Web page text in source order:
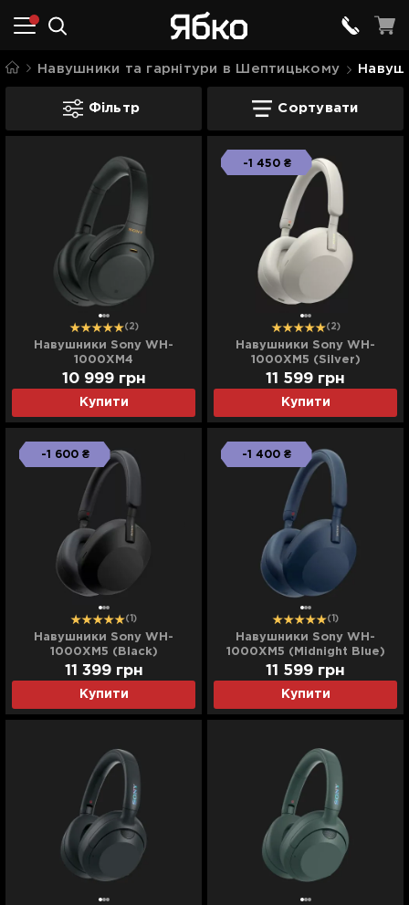
Навушники та гарнітури в Шептицькому
Навушники Sony в Шептицькому
Фільтр Сортувати
(2)
Навушники Sony WH-
1000XM4
(WH1000XM4B.CE7) (Black)
Купити
10 999 грн
-1 450 ₴
(2)
Навушники Sony WH-
1000XM5 (Silver)
(WH1000XM5S.CE7) (EU)
Купити
11 599 грн
-1 600 ₴
(1)
Навушники Sony WH-
1000XM5 (Black)
(WH1000XM5B.CE7) (EU)
Купити
11 399 грн
-1 400 ₴
(1)
Навушники Sony WH-
1000XM5 (Midnight Blue)
(WH1000XM5L.CE7) (EU)
Купити
11 599 грн